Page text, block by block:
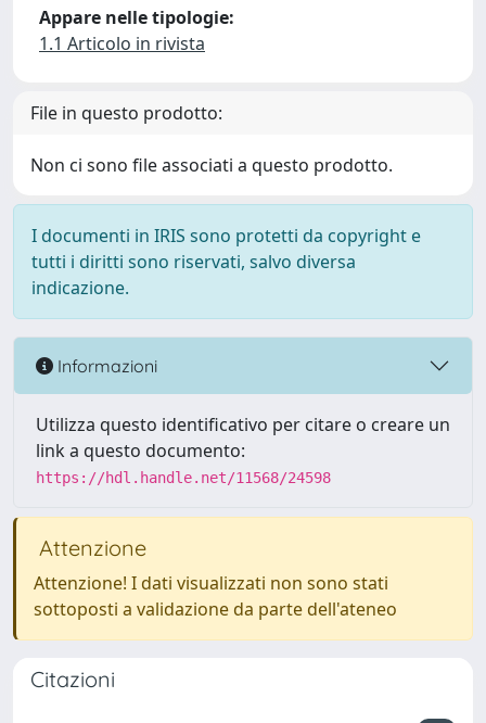
Appare nelle tipologie:
1.1 Articolo in rivista
File in questo prodotto:
Non ci sono file associati a questo prodotto.
I documenti in IRIS sono protetti da copyright e
tutti i diritti sono riservati, salvo diversa
indicazione.
Informazioni
Utilizza questo identificativo per citare o creare un
link a questo documento:
https://hdl.handle.net/11568/24598
Attenzione
Attenzione! I dati visualizzati non sono stati
sottoposti a validazione da parte dell'ateneo
Citazioni